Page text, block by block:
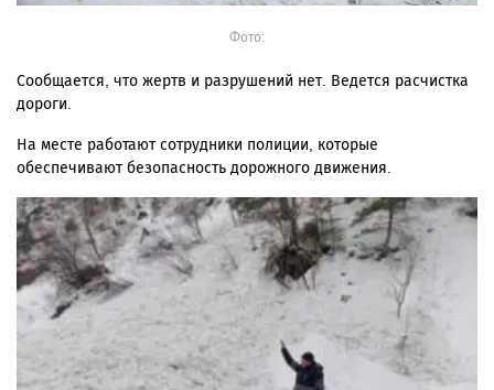
Фото:
Сообщается, что жертв и разрушений нет. Ведется расчистка
дороги.
На месте работают сотрудники полиции, которые
обеспечивают безопасность дорожного движения.